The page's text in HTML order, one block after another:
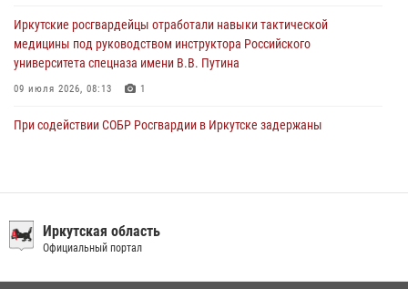
Иркутские росгвардейцы отработали навыки тактической
медицины под руководством инструктора Российского
университета спецназа имени В.В. Путина
09 июля 2026, 08:13 1
При содействии СОБР Росгвардии в Иркутске задержаны
антитеррористической защищенности для полицейских из Иркутска
14 июля 2026, 08:29
Иркутская область
Официальный портал